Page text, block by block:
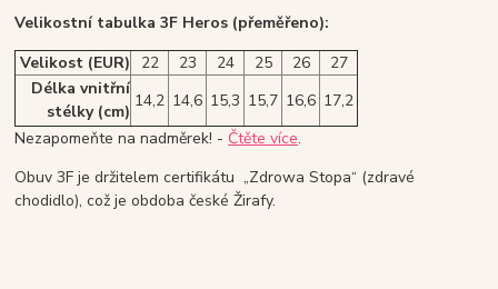
Velikostní tabulka 3F Heros (přeměřeno):
Velikost (EUR)
22 23 24 25 26
27
Délka vnitřní
stélky (cm)
14,2 14,6 15,3 15,7 16,6 17,2
Nezapomeňte na nadměrek! - Čtěte více.
Obuv 3F je držitelem certifikátu „Zdrowa Stopa“ (zdravé
chodidlo), což je obdoba české Žirafy.